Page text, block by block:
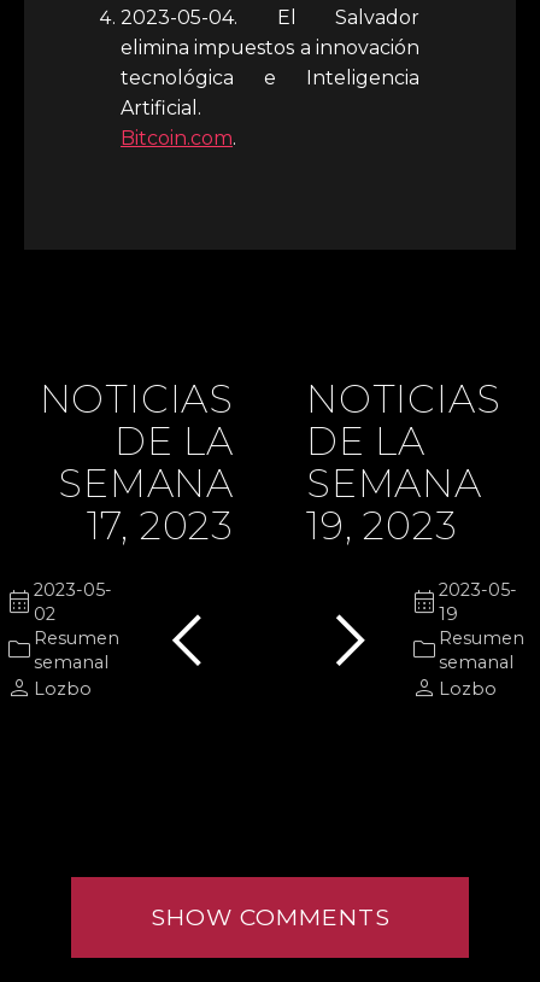
2023-05-04. El Salvador
elimina impuestos a innovación
tecnológica e Inteligencia
Artificial.
Bitcoin.com.
NOTICIAS
DE LA
SEMANA
17, 2023
calendar_month 2023-05-
02
folder Resumen
semanal
person Lozbo chevron_left
NOTICIAS
DE LA
SEMANA
19, 2023
calendar_month 2023-05-
19
folder Resumen
semanal
person Lozbo
chevron_right
SHOW COMMENTS